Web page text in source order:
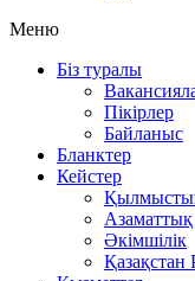
Меню
Біз туралы
Пікірлер
Байланыс
Бланктер
Кейстер
Азаматтық
Әкімшілік
Қазақстан